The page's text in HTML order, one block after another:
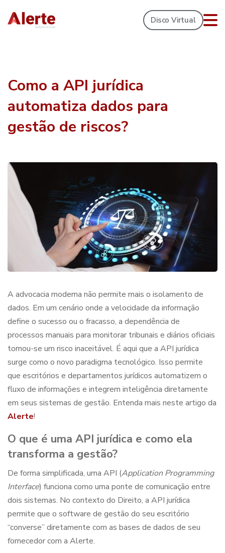
Disco Virtual
Como a API jurídica
automatiza dados para
gestão de riscos?
A advocacia moderna não permite mais o isolamento de
dados. Em um cenário onde a velocidade da informação
define o sucesso ou o fracasso, a dependência de
processos manuais para monitorar tribunais e diários oficiais
tornou-se um risco inaceitável. É aqui que a API jurídica
surge como o novo paradigma tecnológico. Isso permite
que escritórios e departamentos jurídicos automatizem o
fluxo de informações e integrem inteligência diretamente
em seus sistemas de gestão. Entenda mais neste artigo da
Alerte!
O que é uma API jurídica e como ela
transforma a gestão?
De forma simplificada, uma API (Application Programming
Interface) funciona como uma ponte de comunicação entre
dois sistemas. No contexto do Direito, a API jurídica
permite que o software de gestão do seu escritório
“converse” diretamente com as bases de dados de seu
fornecedor com a Alerte.